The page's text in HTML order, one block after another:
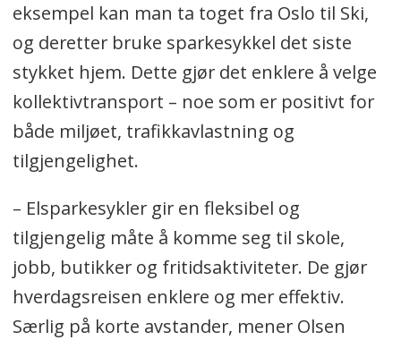
eksempel kan man ta toget fra Oslo til Ski,
og deretter bruke sparkesykkel det siste
stykket hjem. Dette gjør det enklere å velge
kollektivtransport – noe som er positivt for
både miljøet, trafikkavlastning og
tilgjengelighet.
– Elsparkesykler gir en fleksibel og
tilgjengelig måte å komme seg til skole,
jobb, butikker og fritidsaktiviteter. De gjør
hverdagsreisen enklere og mer effektiv.
Særlig på korte avstander, mener Olsen